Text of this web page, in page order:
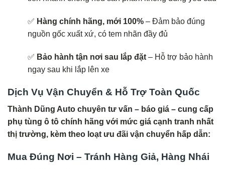
✅ Hàng chính hãng, mới 100% – Đảm bảo đúng
nguồn gốc xuất xứ, có tem nhãn đầy đủ
✅ Bảo hành tận nơi sau lắp đặt – Hỗ trợ bảo hành
ngay sau khi lắp lên xe
Dịch Vụ Vận Chuyển & Hỗ Trợ Toàn Quốc
Thành Dũng Auto chuyên tư vấn – báo giá – cung cấp
phụ tùng ô tô chính hãng với mức giá cạnh tranh nhất
thị trường, kèm theo loạt ưu đãi vận chuyển hấp dẫn:
Mua Đúng Nơi – Tránh Hàng Giả, Hàng Nhái